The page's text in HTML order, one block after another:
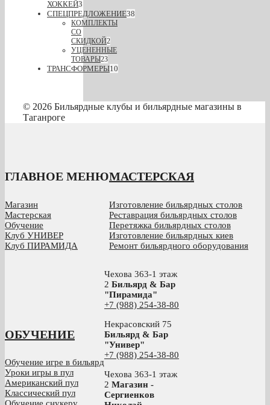
ХОККЕЙ3
СПЕЦПРЕДЛОЖЕНИЕ38
КОМПЛЕКТЫ
СО
СКИДКОЙ2
УЦЕНЕННЫЕ
ТОВАРЫ23
ТРАНСФОРМЕРЫ10
© 2026 Бильярдные клубы и бильярдные магазины в
Таганроге
ГЛАВНОЕ МЕНЮ
Магазин
Мастерская
Обучение
Клуб УНИВЕР
Клуб ПИРАМИДА
МАСТЕРСКАЯ
Изготовление бильярдных столов
Реставрация бильярдных столов
Перетяжка бильярдных столов
Изготовление бильярдных киев
Ремонт бильярдного оборудования
ОБУЧЕНИЕ
Обучение игре в бильярд
Уроки игры в пул
Американский пул
Классический пул
Чехова 363-1 этаж
2 Бильярд & Бар
"Пирамида"
+7 (988) 254-38-80
Некрасовский 75
Бильярд & Бар
"Универ"
+7 (988) 254-38-80
Чехова 363-1 этаж
2 Магазин -
Сергиенков